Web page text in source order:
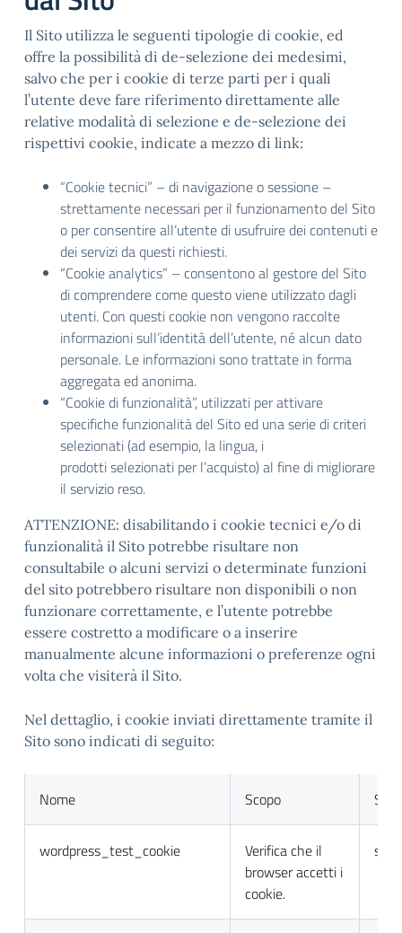
Il Sito utilizza le seguenti tipologie di cookie, ed
offre la possibilità di de-selezione dei medesimi,
salvo che per i cookie di terze parti per i quali
l’utente deve fare riferimento direttamente alle
relative modalità di selezione e de-selezione dei
rispettivi cookie, indicate a mezzo di link:
“Cookie tecnici” – di navigazione o sessione –
strettamente necessari per il funzionamento del Sito
o per consentire all’utente di usufruire dei contenuti e
dei servizi da questi richiesti.
“Cookie analytics” – consentono al gestore del Sito
di comprendere come questo viene utilizzato dagli
utenti. Con questi cookie non vengono raccolte
informazioni sull’identità dell’utente, né alcun dato
personale. Le informazioni sono trattate in forma
aggregata ed anonima.
“Cookie di funzionalità”, utilizzati per attivare
specifiche funzionalità del Sito ed una serie di criteri
selezionati (ad esempio, la lingua, i
prodotti selezionati per l’acquisto) al fine di migliorare
il servizio reso.
ATTENZIONE: disabilitando i cookie tecnici e/o di
funzionalità il Sito potrebbe risultare non
consultabile o alcuni servizi o determinate funzioni
del sito potrebbero risultare non disponibili o non
funzionare correttamente, e l’utente potrebbe
essere costretto a modificare o a inserire
manualmente alcune informazioni o preferenze ogni
volta che visiterà il Sito.
Nel dettaglio, i cookie inviati direttamente tramite il
Sito sono indicati di seguito:
Nome Scopo
wordpress_test_cookie
Verifica che il
browser accetti i
cookie.